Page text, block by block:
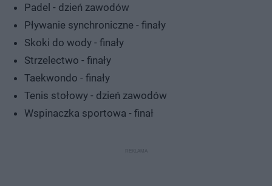
Padel - dzień zawodów
Pływanie synchroniczne - finały
Skoki do wody - finały
Strzelectwo - finały
Taekwondo - finały
Tenis stołowy - dzień zawodów
Wspinaczka sportowa - finał